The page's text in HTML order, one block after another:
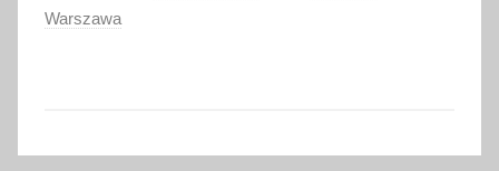
Warszawa